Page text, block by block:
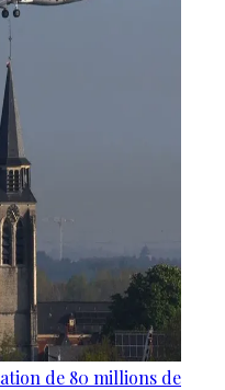
de 80 millions de